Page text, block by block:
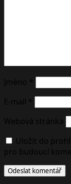
Jméno *
E-mail *
Webová stránka
Uložit do
pro budoucí